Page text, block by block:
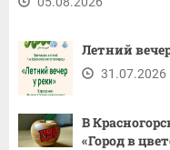
Летний
31.07.2026
В
«Город в